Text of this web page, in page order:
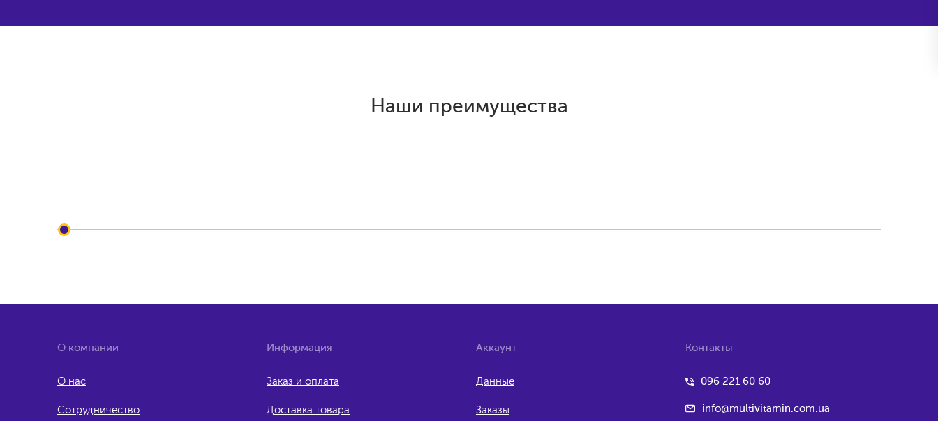
Наши преимущества
О компании
О нас
Сотрудничество
Информация
Заказ и оплата
Доставка товара
Аккаунт
Данные
Заказы
Контакты
096 221 60 60
info@multivitamin.com.ua